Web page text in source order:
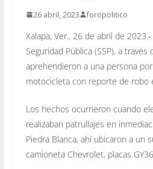
26 abril, 2023 foropolitico
Xalapa, Ver., 26 de abril de
Seguridad Pública (SSP), a través
aprehendieron a una persona
motocicleta con reporte de robo
Los hechos ocurrieron cuando
realizaban patrullajes en
Piedra Blanca, ahí ubicaron a un
camioneta Chevrolet, placas